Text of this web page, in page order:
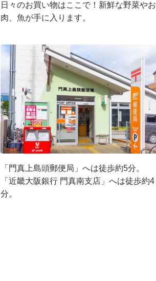
日々のお買い物はここで！新鮮な野菜やお
肉、魚が手に入ります。
「門真上島頭郵便局」へは徒歩約5分。
「近畿大阪銀行 門真南支店」へは徒歩約4
分。